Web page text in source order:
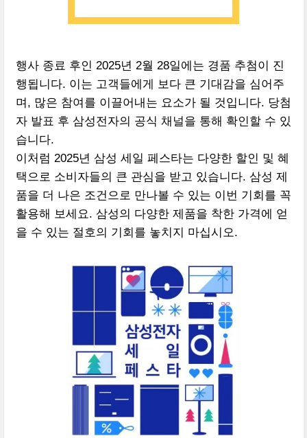
행사 종료 후인 2025년 2월 28일에는 경품 추첨이 진
행됩니다. 이는 고객들에게 보다 큰 기대감을 심어주
며, 많은 참여를 이끌어내는 요소가 될 것입니다. 당첨
자 발표 후 삼성전자의 공식 채널을 통해 확인할 수 있
습니다.
이처럼 2025년 삼성 세일 페스타는 다양한 할인 및 혜
택으로 소비자들의 큰 관심을 받고 있습니다. 삼성 제
품을 더 나은 조건으로 만나볼 수 있는 이번 기회를 꼭
활용해 보세요. 삼성의 다양한 제품을 착한 가격에 얻
을 수 있는 절호의 기회를 놓치지 마십시오.